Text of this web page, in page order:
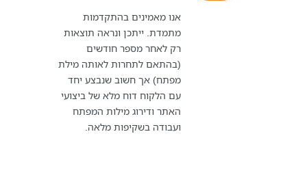
אנו מאמינים בהתקדמות
מתמדת. ייתכן ונראה תוצאות
רק לאחר מספר חודשים
(בהתאם לתחרות לאותה מילת
מפתח) אך חשוב שנבצע יחד
עם הלקוח דוח מלא של ביצועי
האתר ודירוג מילות המפתח
ועבודה בשקיפות מלאה.